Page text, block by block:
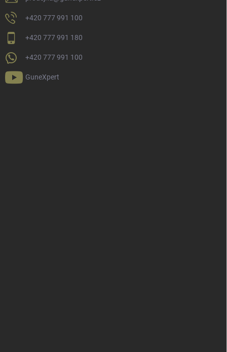
+420 777 991 100
+420 777 991 180
+420 777 991 100
GuneXpert